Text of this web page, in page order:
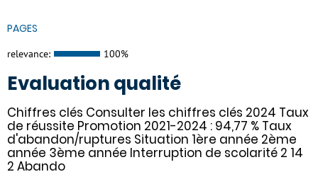
PAGES
relevance: 100%
Evaluation qualité
Chiffres clés Consulter les chiffres clés 2024 Taux
de réussite Promotion 2021-2024 : 94,77 % Taux
d'abandon/ruptures Situation 1ère année 2ème
année 3ème année Interruption de scolarité 2 14
2 Abando